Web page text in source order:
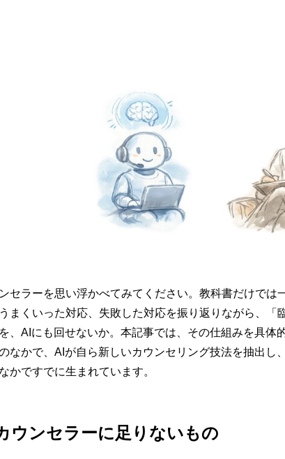
セラーを思い浮かべてみてください。教科書だけでは
まくいった対応、失敗した対応を振り返りながら、
、AIにも回せないか。本記事では、その仕組みを具体
なかで、AIが自ら新しいカウンセリング技法を抽出
かですでに生まれています。
ウンセラーに足りないもの